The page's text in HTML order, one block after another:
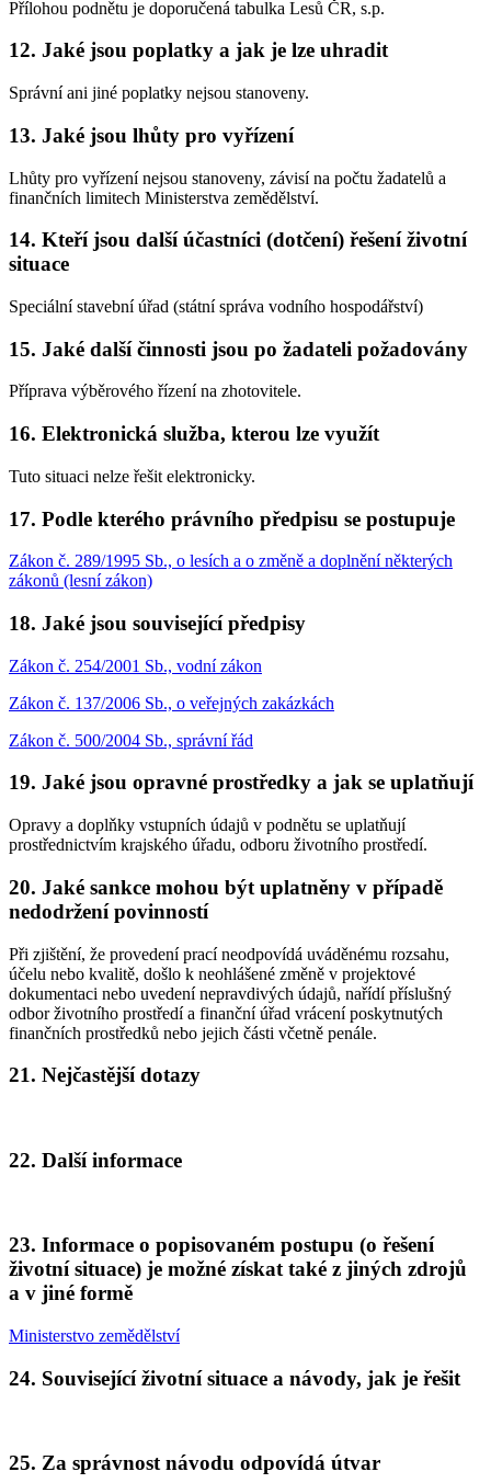
Přílohou podnětu je doporučená tabulka Lesů ČR, s.p.
12. Jaké jsou poplatky a jak je lze uhradit
Správní ani jiné poplatky nejsou stanoveny.
13. Jaké jsou lhůty pro vyřízení
Lhůty pro vyřízení nejsou stanoveny, závisí na počtu žadatelů a
finančních limitech Ministerstva zemědělství.
14. Kteří jsou další účastníci (dotčení) řešení životní
situace
Speciální stavební úřad (státní správa vodního hospodářství)
15. Jaké další činnosti jsou po žadateli požadovány
Příprava výběrového řízení na zhotovitele.
16. Elektronická služba, kterou lze využít
Tuto situaci nelze řešit elektronicky.
17. Podle kterého právního předpisu se postupuje
Zákon č. 289/1995 Sb., o lesích a o změně a doplnění některých
zákonů (lesní zákon)
18. Jaké jsou související předpisy
Zákon č. 254/2001 Sb., vodní zákon
Zákon č. 137/2006 Sb., o veřejných zakázkách
Zákon č. 500/2004 Sb., správní řád
19. Jaké jsou opravné prostředky a jak se uplatňují
Opravy a doplňky vstupních údajů v podnětu se uplatňují
prostřednictvím krajského úřadu, odboru životního prostředí.
20. Jaké sankce mohou být uplatněny v případě
nedodržení povinností
Při zjištění, že provedení prací neodpovídá uváděnému rozsahu,
účelu nebo kvalitě, došlo k neohlášené změně v projektové
dokumentaci nebo uvedení nepravdivých údajů, nařídí příslušný
odbor životního prostředí a finanční úřad vrácení poskytnutých
finančních prostředků nebo jejich části včetně penále.
21. Nejčastější dotazy
22. Další informace
23. Informace o popisovaném postupu (o řešení
životní situace) je možné získat také z jiných zdrojů
a v jiné formě
Ministerstvo zemědělství
24. Související životní situace a návody, jak je řešit
25. Za správnost návodu odpovídá útvar